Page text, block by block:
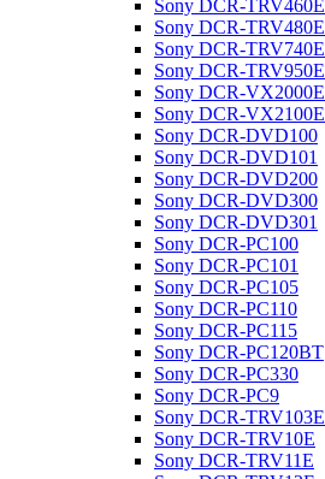
Sony DCR-TRV460E
Sony DCR-TRV480E
Sony DCR-TRV740E
Sony DCR-TRV950E
Sony DCR-VX2000E
Sony DCR-VX2100E
Sony DCR-DVD100
Sony DCR-DVD101
Sony DCR-DVD200
Sony DCR-DVD300
Sony DCR-DVD301
Sony DCR-PC100
Sony DCR-PC101
Sony DCR-PC105
Sony DCR-PC110
Sony DCR-PC115
Sony DCR-PC120BT
Sony DCR-PC330
Sony DCR-PC9
Sony DCR-TRV103E
Sony DCR-TRV10E
Sony DCR-TRV11E